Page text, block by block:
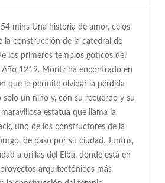
mins Una historia de amor, celos
la construcción de la catedral de
los primeros templos góticos del
Año 1219. Moritz ha encontrado en
que le permite olvidar la pérdida
solo un niño y, con su recuerdo y su
estatua que llama la
uno de los constructores de la
de paso por su ciudad. Juntos,
a orillas del Elba, donde está en
arquitectónicos más